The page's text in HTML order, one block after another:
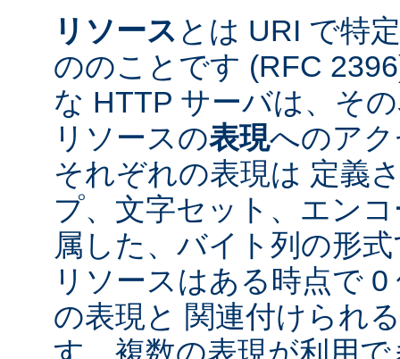
リソース とは URI で特
ののことです (RFC
な HTTP サーバは、そ
リソースの表現へのア
それぞれの表現は 定義
プ、文字セット、エン
属した、バイト列の形
リソースはある時点で
の表現と 関連付けられ
す。複数の表現が利用